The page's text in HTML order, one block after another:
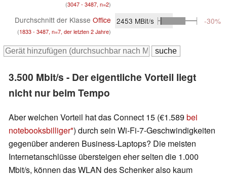
(3047 - 3487, n=2)
Durchschnitt der Klasse Office
(1833 - 3487, n=7, der letzten 2 Jahre)
2453 MBit/s -30%
3.500 Mbit/s - Der eigentliche Vorteil liegt
nicht nur beim Tempo
Aber welchen Vorteil hat das Connect 15 (€1.589 bei
notebooksbilliger ) durch sein Wi-Fi-7-Geschwindigkeiten
gegenüber anderen Business-Laptops? Die meisten
Internetanschlüsse übersteigen eher selten die 1.000
Mbit/s, können das WLAN des Schenker also kaum